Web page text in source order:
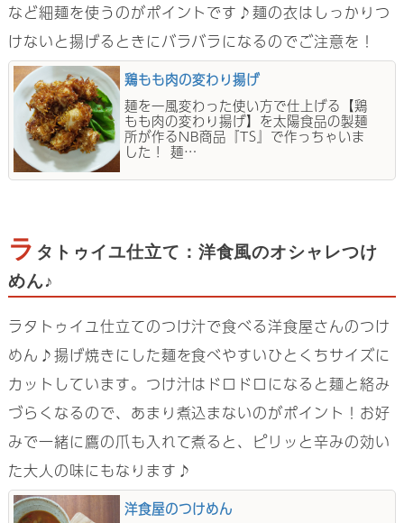
など細麺を使うのがポイントです♪麺の衣はしっかりつ
けないと揚げるときにバラバラになるのでご注意を！
鶏もも肉の変わり揚げ
麺を一風変わった使い方で仕上げる【鶏
もも肉の変わり揚げ】を太陽食品の製麺
所が作るNB商品『TS』で作っちゃいま
した！ 麺…
ラ タトゥイユ仕立て：洋食風のオシャレつけ
めん♪
ラタトゥイユ仕立てのつけ汁で食べる洋食屋さんのつけ
めん♪揚げ焼きにした麺を食べやすいひとくちサイズに
カットしています。つけ汁はドロドロになると麺と絡み
づらくなるので、あまり煮込まないのがポイント！お好
みで一緒に鷹の爪も入れて煮ると、ピリッと辛みの効い
た大人の味にもなります♪
洋食屋のつけめん